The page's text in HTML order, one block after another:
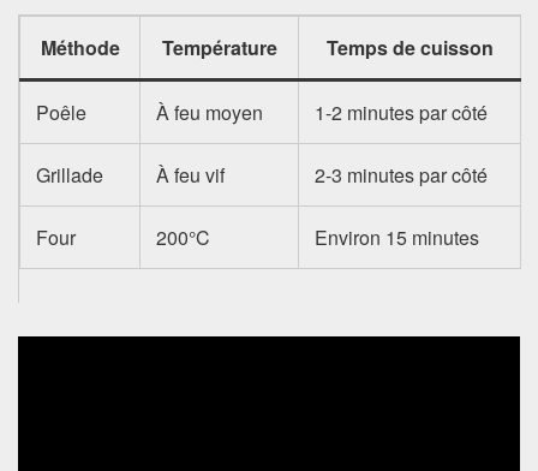
Méthode Température Temps de cuisson
Poêle À feu moyen 1-2 minutes par côté
Grillade À feu vif 2-3 minutes par côté
Four 200°C Environ 15 minutes